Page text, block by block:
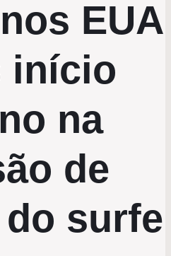
EUA
início
na
de
surfe